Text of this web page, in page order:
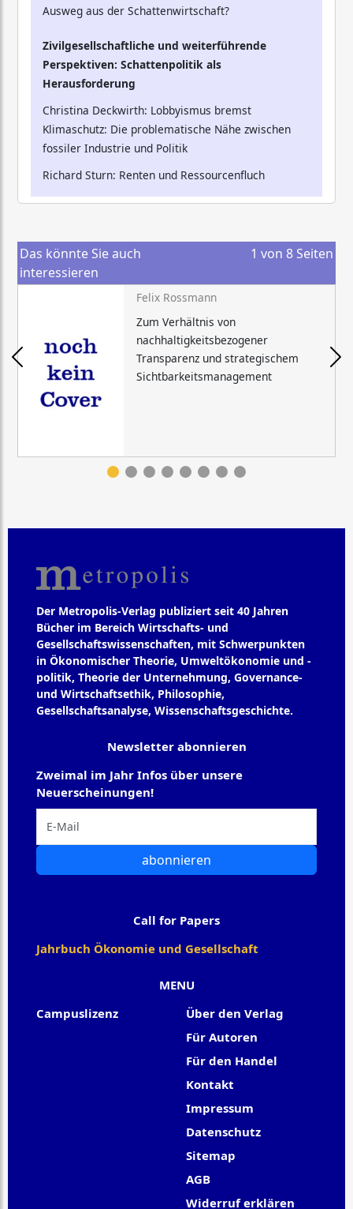
Ausweg aus der Schattenwirtschaft?
Zivilgesellschaftliche und weiterführende
Perspektiven: Schattenpolitik als
Herausforderung
Christina Deckwirth: Lobbyismus bremst
Klimaschutz: Die problematische Nähe zwischen
fossiler Industrie und Politik
Richard Sturn: Renten und Ressourcenfluch
Das könnte Sie auch
interessieren
1 von 8 Seiten
Felix Rossmann
Zum Verhältnis von
nachhaltigkeitsbezogener
Transparenz und strategischem
Sichtbarkeitsmanagement
Der Metropolis-Verlag publiziert seit 40 Jahren
Bücher im Bereich Wirtschafts- und
Gesellschaftswissenschaften, mit Schwerpunkten
in Ökonomischer Theorie, Umweltökonomie und -
politik, Theorie der Unternehmung, Governance-
und Wirtschaftsethik, Philosophie,
Gesellschaftsanalyse, Wissenschaftsgeschichte.
MENU
Campuslizenz
Über den Verlag
Für Autoren
Für den Handel
Kontakt
Impressum
Datenschutz
Sitemap
AGB
Widerruf erklären
Newsletter abonnieren
Zweimal im Jahr Infos über unsere
Neuerscheinungen!
abonnieren
Call for Papers
Jahrbuch Ökonomie und Gesellschaft